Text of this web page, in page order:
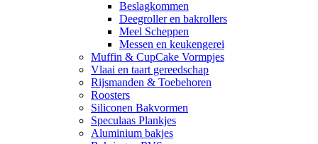
Beslagkommen
Deegroller en bakrollers
Meel Scheppen
Messen en keukengerei
Muffin & CupCake Vormpjes
Vlaai en taart gereedschap
Rijsmanden & Toebehoren
Roosters
Siliconen Bakvormen
Speculaas Plankjes
Aluminium bakjes